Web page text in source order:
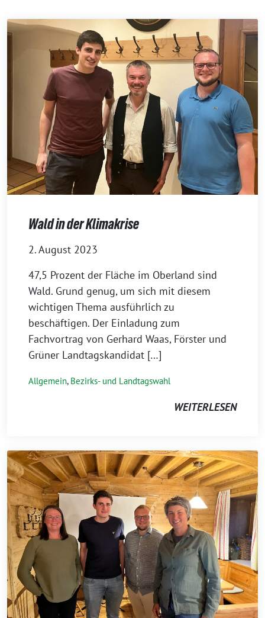
Wald in der Klimakrise
2. August 2023
47,5 Prozent der Fläche im Oberland sind
Wald. Grund genug, um sich mit diesem
wichtigen Thema ausführlich zu
beschäftigen. Der Einladung zum
Fachvortrag von Gerhard Waas, Förster und
Grüner Landtagskandidat […]
Allgemein, Bezirks- und Landtagswahl
WEITERLESEN